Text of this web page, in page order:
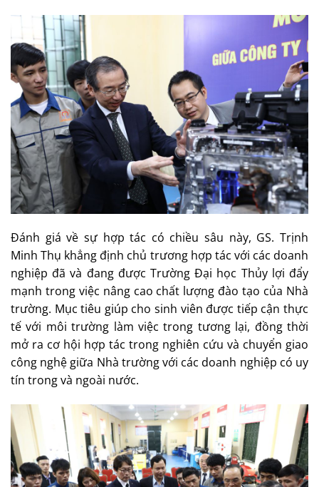
Đánh giá về sự hợp tác có chiều sâu này, GS. Trịnh
Minh Thụ khẳng định chủ trương hợp tác với các doanh
nghiệp đã và đang được Trường Đại học Thủy lợi đẩy
mạnh trong việc nâng cao chất lượng đào tạo của Nhà
trường. Mục tiêu giúp cho sinh viên được tiếp cận thực
tế với môi trường làm việc trong tương lại, đồng thời
mở ra cơ hội hợp tác trong nghiên cứu và chuyển giao
công nghệ giữa Nhà trường với các doanh nghiệp có uy
tín trong và ngoài nước.